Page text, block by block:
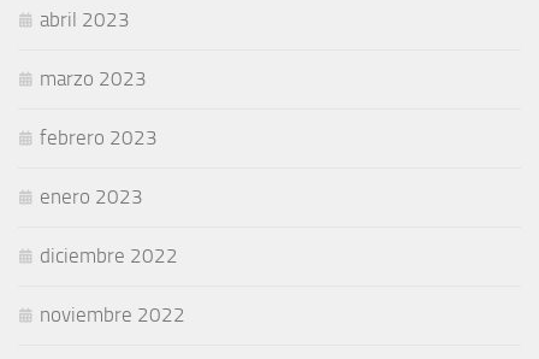
abril 2023
marzo 2023
febrero 2023
enero 2023
diciembre 2022
noviembre 2022